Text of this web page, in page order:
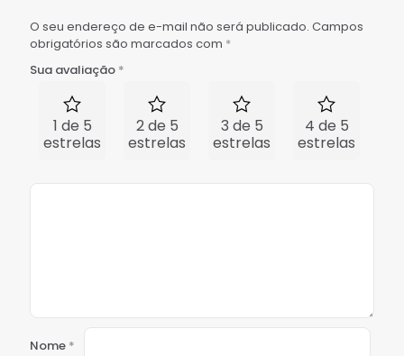
O seu endereço de e-mail não será publicado. Campos
obrigatórios são marcados com *
Sua avaliação *
1 de 5
estrelas
2 de 5
estrelas
3 de 5
estrelas
4 de 5
estrelas
Nome *